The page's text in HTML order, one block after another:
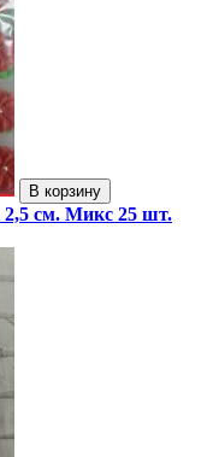
В корзину
см. Микс 25 шт.